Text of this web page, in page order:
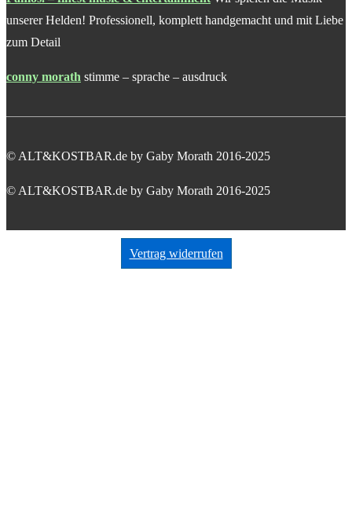
unserer Helden! Professionell, komplett handgemacht und mit Liebe
zum Detail
conny morath stimme – sprache – ausdruck
© ALT&KOSTBAR.de by Gaby Morath 2016-2025
© ALT&KOSTBAR.de by Gaby Morath 2016-2025
Vertrag widerrufen